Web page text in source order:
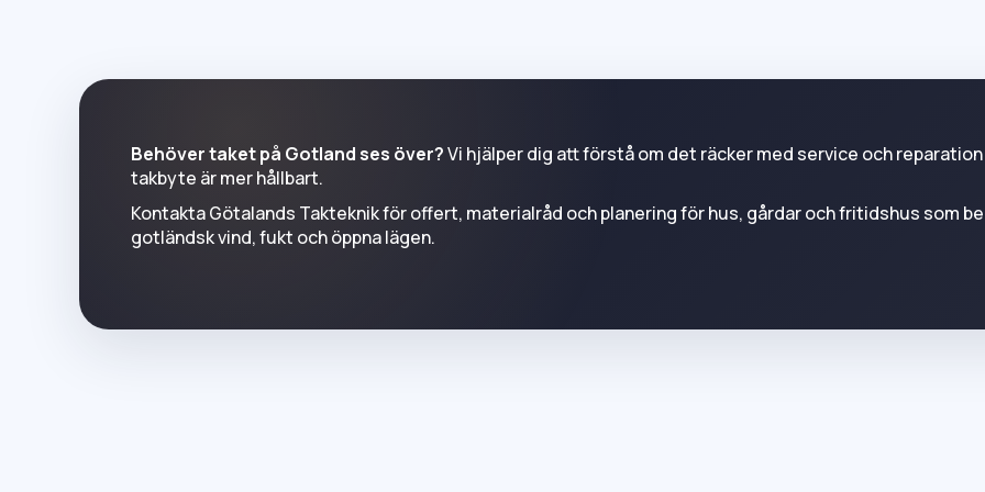
Behöver taket på Gotland ses över?Vi hjälper dig att förstå om det räcker med service och
takbyte är mer hållbart.
Kontakta Götalands Takteknik för offert, materialråd och planering för hus, gårdar och fritidshus som
gotländsk vind, fukt och öppna lägen.